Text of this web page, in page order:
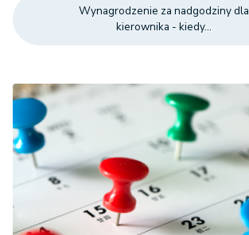
Wynagrodzenie za nadgodziny dla
kierownika - kiedy...